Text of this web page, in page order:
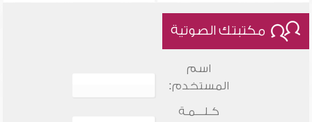
مكتبتك الصوتية
اسم
المستخدم:
كـلـــمـة